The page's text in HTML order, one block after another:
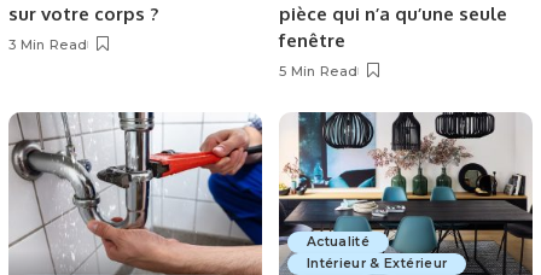
sur votre corps ?
3 Min Read
pièce qui n’a qu’une seule
fenêtre
5 Min Read
Actualité
Intérieur & Extérieur